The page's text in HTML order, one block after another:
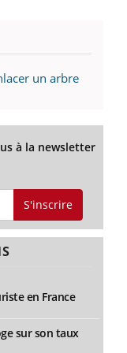
un arbre
à la newsletter
S'inscrire
en France
sur son taux